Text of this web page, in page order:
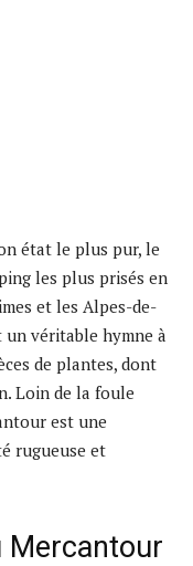
état le plus pur, le
les plus prisés en
et les Alpes-de-
véritable hymne à
de plantes, dont
Loin de la foule
est une
rugueuse et
Mercantour